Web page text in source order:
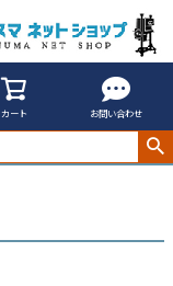
カート お問い合わせ